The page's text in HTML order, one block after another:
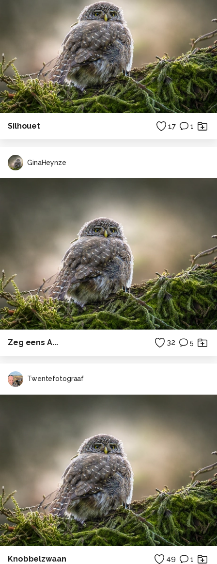
Silhouet 17 1
GinaHeynze
Zeg eens A... 32 5
Twentefotograaf
Knobbelzwaan 49 1